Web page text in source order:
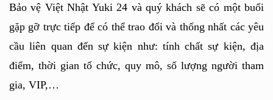
Bảo vệ Việt Nhật Yuki 24 và quý khách sẽ có một buổi
gặp gỡ trực tiếp để có thể trao đổi và thống nhất các yêu
cầu liên quan đến sự kiện như: tính chất sự kiện, địa
điểm, thời gian tổ chức, quy mô, số lượng người tham
gia, VIP,…